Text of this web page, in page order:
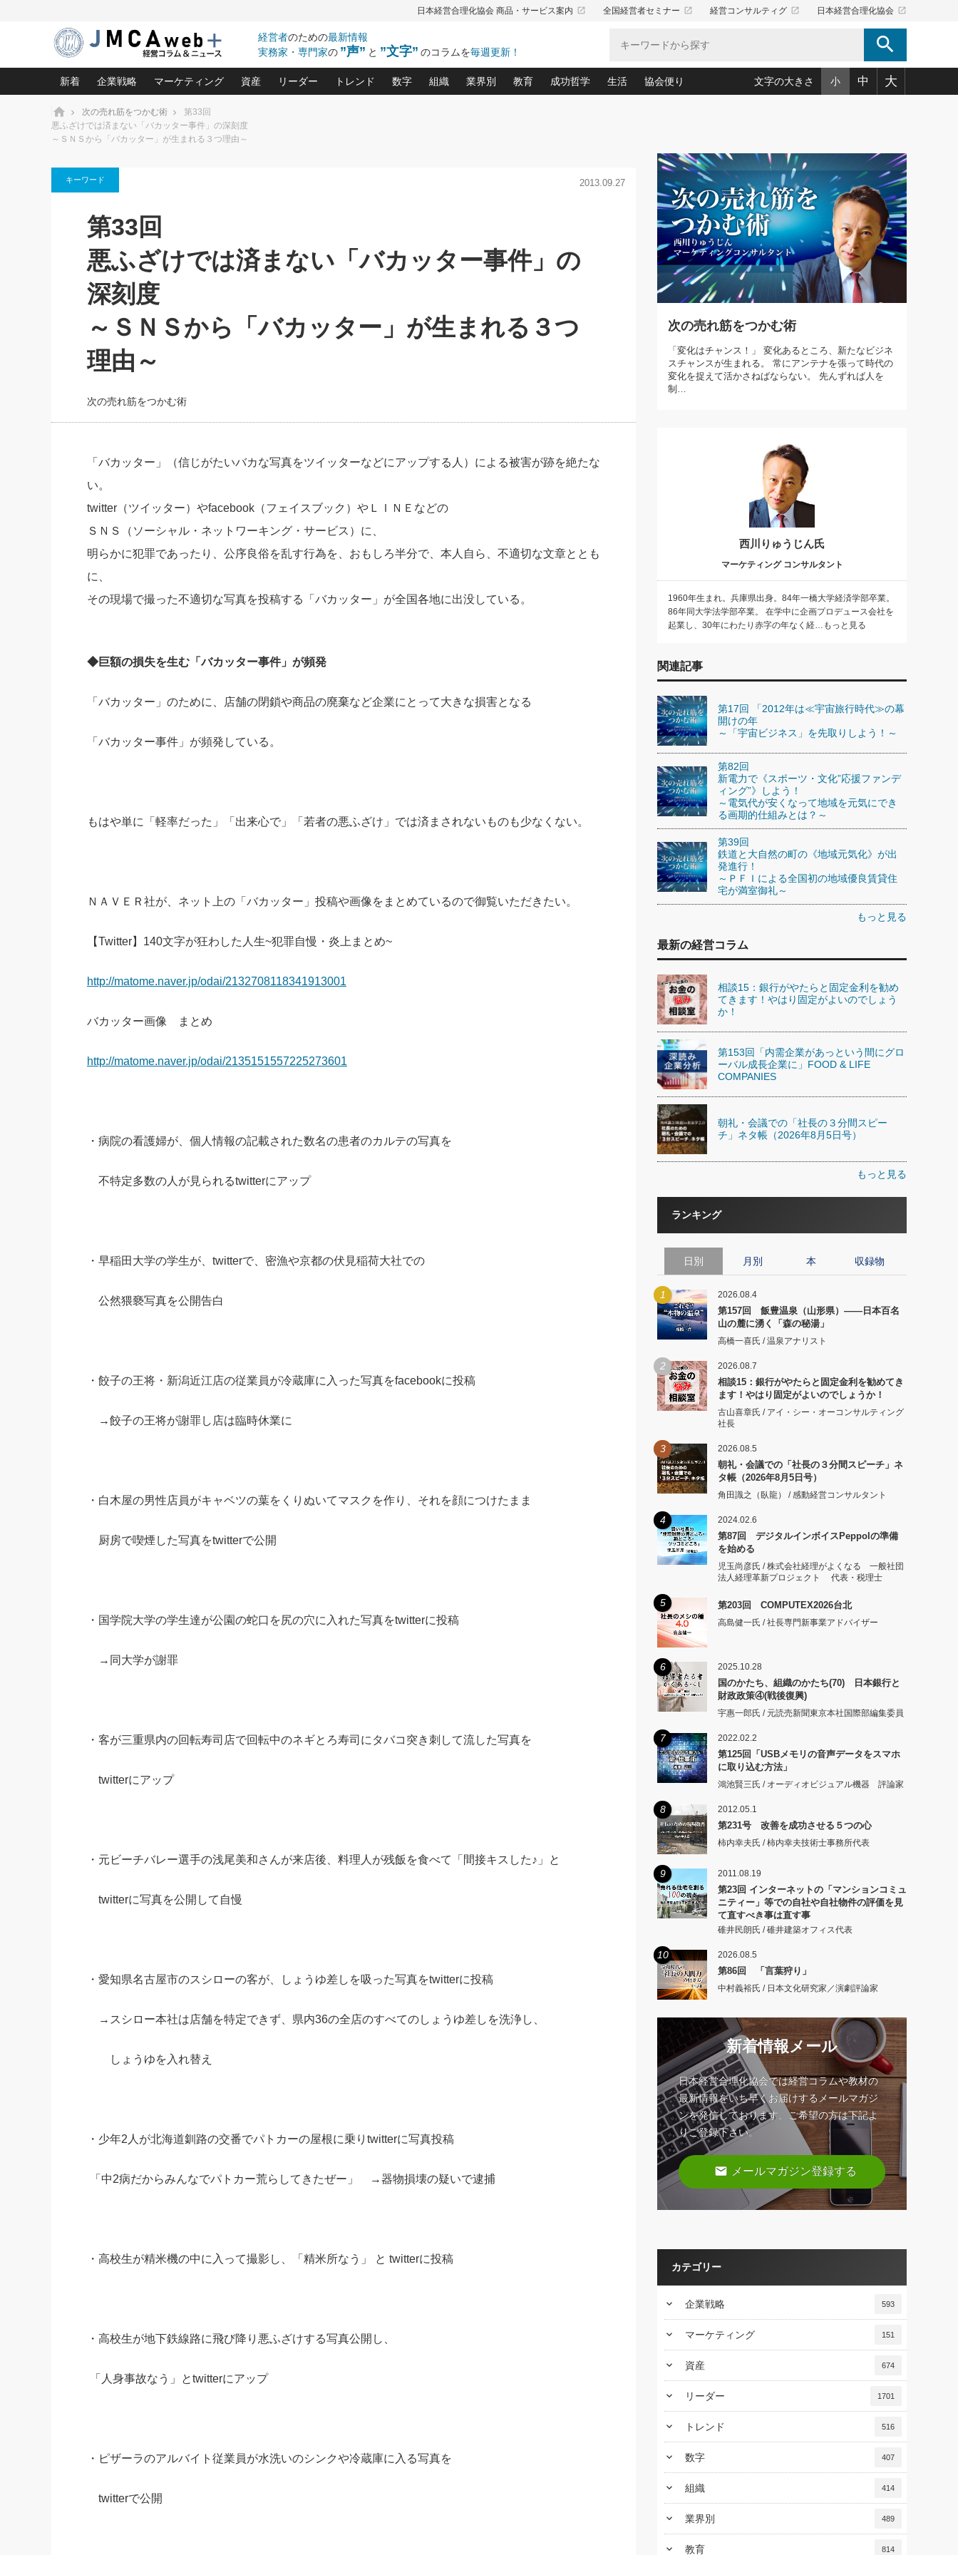
日本経営合理化協会 商品・サービス案内 launch 全国経営者セミナー launch 経営コンサルティグ launch 日本経営合理化協会 launch
経営者のための最新情報
実務家・専門家の ”声” と ”文字” のコラムを毎週更新！ search
新着
相談15：銀行がやたらと固定金
利を勧めてきます！やはり固定
がよいのでしょうか！
2026.08.5
朝礼・会議での「社長の３分間
2026.08.5
第86回 「言葉狩り」
もっとみる
企業戦略
中小企業の「１位づくり」戦略(96)
(3)
武器としてのM&A入門(3)
社長のための“儲かる通販”戦略視点(151)
継続経営 百話百行(85)
野田久美子 香港ビジネス成功法(10)
マーケティング
ネット戦略成功の秘訣 圧倒的に儲かる仕組みづくり講座(12)
は(5)
最高の自分を表現する 成功イメージ戦略(77)
資産
会社と社長のための資産管理講座(95)
深読み企業分析(153)
リーダー
朝礼・会議での「社長の３分間スピーチ」ネタ帳(159)
楠木建の「経営知になる考え方」(57)
社長の口ぐせ経営哲学(100)
社長の右腕をつくる 人と組織を動かす(200)
トレンド
社長のメシの種 4.0(206)
数字
おカネが残る決算書にするために、やっておきたいこと(34)
新・会計経営と実学(37)
賢い社長の「経理財務の見どころ・勘どころ・ツッコミどこ
ろ」(149)
銀行交渉はこうしなさい！(12)
組織
職場の生産性を下げるハラスメントの予防策(10)
顧客・社員・社会から支持される「ウェルビーイング経営入
業界別
大久保一彦の“流行る”お店の仕組みづくり(210)
教育
あなただからお願いしたいと思われる 気配りの達人(127)
クレーム対応 実践マニュアル(92)
クレーム対応の新知識と新常識(57)
デキル社員に育てる！ 社員教育の決め手(203)
東川鷹年の「中小企業の人育て」(38)
業績アップにつながる！ワンランク上の手紙・メール術(100)
欧米資産家に学ぶ二世教育(100)
社長のための“全員営業”(30)
成功哲学
令和時代の「社長の人間力の磨き方」(86)
先人の名句名言の教え 東洋思想に学ぶ経営学(132)
渡部昇一の「日本の指導者たち」(32)
経営に活かす“十八史略”(30)
生活
デジタルＡＶを味方に！新・仕事術(180)
リーダー脳の鍛え方(32)
ワインを楽しむ基礎レッスン(12)
必読！社長が読むべき今月の4冊(88)
眼と耳で楽しむ読書術(162)
社長の「氣」(30)
米国スポーツ・ビジネスに学ぶ心理学(98)
協会便り
ビジネス見聞録 経営ニュース(100)
作間信司の経営無形庵(けいえいむぎょうあん)(166)
経営セミナー情報局(1)
繁栄への着眼点 牟田太陽(76)
講話を聞いて学ぼう 実学・耳学・磨く「ミミガク」のすすめ
文字の大きさ 小 中 大
ホーム 次の売れ筋をつかむ術
第33回
悪ふざけでは済まない「バカッター事件」の深刻度
～ＳＮＳから「バカッター」が生まれる３つ理由～
キーワード 2013.09.27
第33回
悪ふざけでは済まない「バカッター事件」の
深刻度
～ＳＮＳから「バカッター」が生まれる３つ
理由～
次の売れ筋をつかむ術
「バカッター」（信じがたいバカな写真をツイッターなどにアップする人）による被害が跡を絶たな
い。
twitter（ツイッター）やfacebook（フェイスブック）やＬＩＮＥなどの
ＳＮＳ（ソーシャル・ネットワーキング・サービス）に、
明らかに犯罪であったり、公序良俗を乱す行為を、おもしろ半分で、本人自ら、不適切な文章ととも
に、
その現場で撮った不適切な写真を投稿する「バカッター」が全国各地に出没している。
◆巨額の損失を生む「バカッター事件」が頻発
「バカッター」のために、店舗の閉鎖や商品の廃棄など企業にとって大きな損害となる
「バカッター事件」が頻発している。
もはや単に「軽率だった」「出来心で」「若者の悪ふざけ」では済まされないものも少なくない。
ＮＡＶＥＲ社が、ネット上の「バカッター」投稿や画像をまとめているので御覧いただきたい。
【Twitter】140文字が狂わした人生~犯罪自慢・炎上まとめ~
http://matome.naver.jp/odai/2132708118341913001
バカッター画像 まとめ
http://matome.naver.jp/odai/2135151557225273601
・病院の看護婦が、個人情報の記載された数名の患者のカルテの写真を
不特定多数の人が見られるtwitterにアップ
・早稲田大学の学生が、twitterで、密漁や京都の伏見稲荷大社での
公然猥褻写真を公開告白
・餃子の王将・新潟近江店の従業員が冷蔵庫に入った写真をfacebookに投稿
→餃子の王将が謝罪し店は臨時休業に
・白木屋の男性店員がキャベツの葉をくりぬいてマスクを作り、それを顔につけたまま
厨房で喫煙した写真をtwitterで公開
・国学院大学の学生達が公園の蛇口を尻の穴に入れた写真をtwitterに投稿
→同大学が謝罪
・客が三重県内の回転寿司店で回転中のネギとろ寿司にタバコ突き刺して流した写真を
twitterにアップ
・元ビーチバレー選手の浅尾美和さんが来店後、料理人が残飯を食べて「間接キスした♪」と
twitterに写真を公開して自慢
・愛知県名古屋市のスシローの客が、しょうゆ差しを吸った写真をtwitterに投稿
→スシロー本社は店舗を特定できず、県内36の全店のすべてのしょうゆ差しを洗浄し、
しょうゆを入れ替え
・少年2人が北海道釧路の交番でパトカーの屋根に乗りtwitterに写真投稿
「中2病だからみんなでパトカー荒らしてきたぜー」 →器物損壊の疑いで逮捕
・高校生が精米機の中に入って撮影し、「精米所なう」 と twitterに投稿
・高校生が地下鉄線路に飛び降り悪ふざけする写真公開し、
「人身事故なう」とtwitterにアップ
・ピザーラのアルバイト従業員が水洗いのシンクや冷蔵庫に入る写真を
twitterで公開
次の売れ筋をつかむ術
「変化はチャンス！」 変化あるところ、新たなビジネ
スチャンスが生まれる。 常にアンテナを張って時代の
変化を捉えて活かさねばならない。 先んずれば人を
制…
西川りゅうじん氏
マーケティング コンサルタント
1960年生まれ。兵庫県出身。84年一橋大学経済学部卒業。
86年同大学法学部卒業。 在学中に企画プロデュース会社を
起業し、30年にわたり赤字の年なく経…もっと見る
関連記事
第17回 「2012年は≪宇宙旅行時代≫の幕
開けの年
～「宇宙ビジネス」を先取りしよう！～
第82回
新電力で《スポーツ・文化”応援ファンデ
ィング”》しよう！
～電気代が安くなって地域を元気にでき
る画期的仕組みとは？～
第39回
鉄道と大自然の町の《地域元気化》が出
発進行！
～ＰＦＩによる全国初の地域優良賃貸住
宅が満室御礼～
もっと見る
最新の経営コラム
相談15：銀行がやたらと固定金利を勧め
てきます！やはり固定がよいのでしょう
か！
第153回「内需企業があっという間にグロ
ーバル成長企業に」FOOD & LIFE
COMPANIES
朝礼・会議での「社長の３分間スピー
チ」ネタ帳（2026年8月5日号）
もっと見る
ランキング
日別 月別 本 収録物
1 2026.08.4
第157回 飯豊温泉（山形県）――日本百名
山の麓に湧く「森の秘湯」
高橋一喜氏 / 温泉アナリスト
2 2026.08.7
相談15：銀行がやたらと固定金利を勧めてき
ます！やはり固定がよいのでしょうか！
古山喜章氏 / アイ・シー・オーコンサルティング
社長
3 2026.08.5
朝礼・会議での「社長の３分間スピーチ」ネ
タ帳（2026年8月5日号）
角田識之（臥龍） / 感動経営コンサルタント
4 2024.02.6
第87回 デジタルインボイスPeppolの準備
を始める
児玉尚彦氏 / 株式会社経理がよくなる 一般社団
法人経理革新プロジェクト 代表・税理士
5 第203回 COMPUTEX2026台北
高島健一氏 / 社長専門新事業アドバイザー
6 2025.10.28
国のかたち、組織のかたち(70) 日本銀行と
財政政策④(戦後復興)
宇惠一郎氏 / 元読売新聞東京本社国際部編集委員
7 2022.02.2
第125回「USBメモリの音声データをスマホ
に取り込む方法」
鴻池賢三氏 / オーディオビジュアル機器 評論家
8 2012.05.1
第231号 改善を成功させる５つの心
柿内幸夫氏 / 柿内幸夫技術士事務所代表
9 2011.08.19
第23回 インターネットの「マンションコミュ
ニティー」等での自社や自社物件の評価を見
て直すべき事は直す事
碓井民朗氏 / 碓井建築オフィス代表
10 2026.08.5
第86回 「言葉狩り」
中村義裕氏 / 日本文化研究家／演劇評論家
新着情報メール
日本経営合理化協会では経営コラムや教材の
最新情報をいち早くお届けするメールマガジ
ンを発信しております。ご希望の方は下記よ
りご登録下さい。
email メールマガジン登録する
カテゴリー
keyboard_arrow_down 企業戦略 593
keyboard_arrow_down マーケティング 151
keyboard_arrow_down 資産 674
keyboard_arrow_down リーダー 1701
keyboard_arrow_down トレンド 516
keyboard_arrow_down 数字 407
keyboard_arrow_down 組織 414
keyboard_arrow_down 業界別 489
keyboard_arrow_down 教育 814